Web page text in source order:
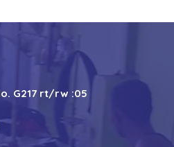
G217 rt/rw :05